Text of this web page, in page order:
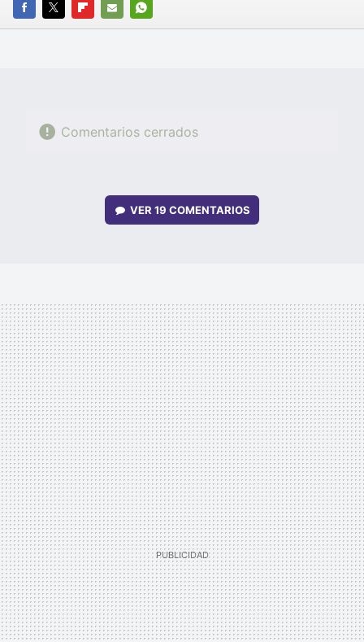
FACEBOOK
TWITTERFLIPBOARD
E-
WHATSAPP
Comentarios cerrados
VER 19 COMENTARIOS